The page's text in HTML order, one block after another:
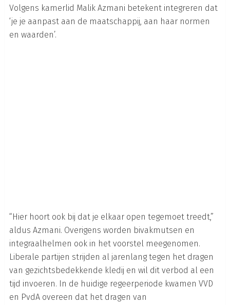
Volgens kamerlid Malik Azmani betekent integreren dat
‘je je aanpast aan de maatschappij, aan haar normen
en waarden’.
“Hier hoort ook bij dat je elkaar open tegemoet treedt,”
aldus Azmani. Overigens worden bivakmutsen en
integraalhelmen ook in het voorstel meegenomen.
Liberale partijen strijden al jarenlang tegen het dragen
van gezichtsbedekkende kledij en wil dit verbod al een
tijd invoeren. In de huidige regeerperiode kwamen VVD
en PvdA overeen dat het dragen van